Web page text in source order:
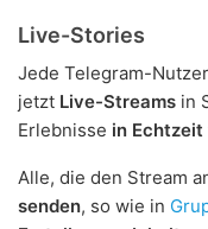
Live-Stories
Jede Telegram-
jetzt Live-Streams in
Erlebnisse in Echtzeit
Alle, die den Stream
senden, so wie in